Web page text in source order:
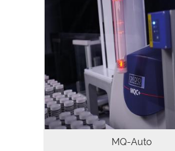
全球无数用户均借助 MQC 和
核磁共振 (NMR) 分析仪来实现快
量。MQ-Auto 是一款延长 MQC+
的机械手系统 ，能够额外提升
率和效率。 MQ-Auto 尤其适合高
求的实验室和/或测量时间相对长
应用，能够减轻技术人员的工作
他们更好地处理其他工作
MQ-Auto